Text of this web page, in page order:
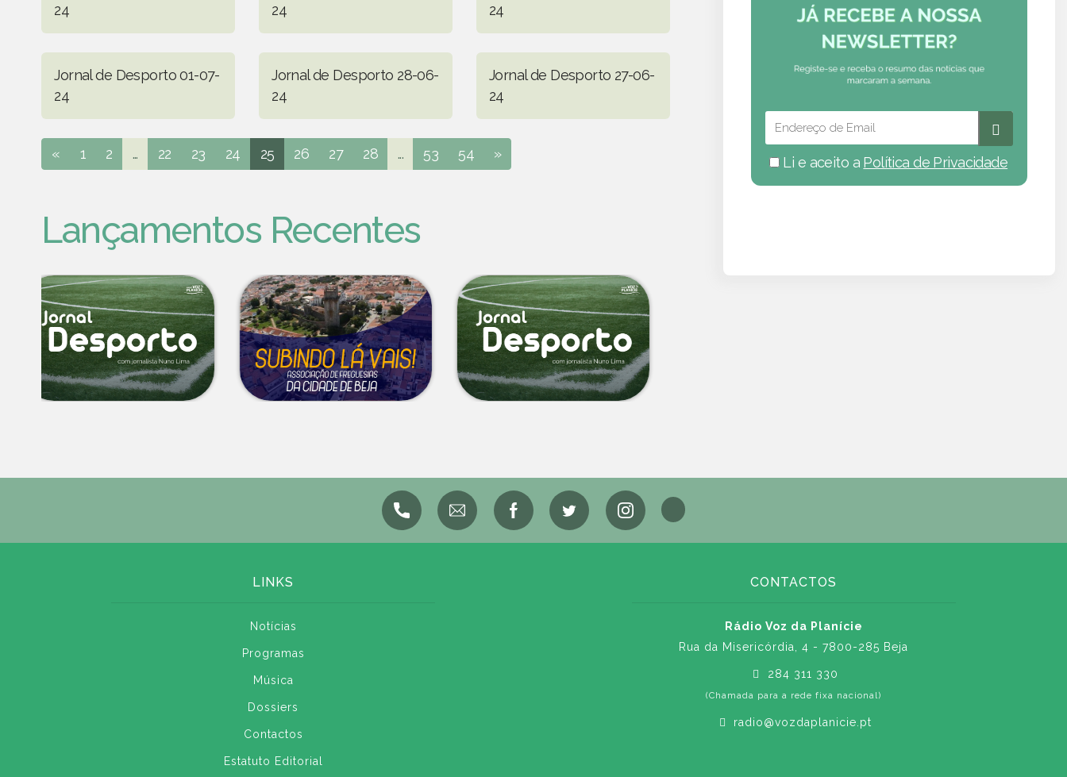
24
24
24
Jornal de Desporto 01-07-
24
Jornal de Desporto 28-06-
24
Jornal de Desporto 27-06-
24
« 1 2 ... 22 23 24 25 26 27 28 ... 53 54 »
Lançamentos Recentes
Li e aceito a Política de Privacidade
LINKS
Notícias
Programas
Música
Dossiers
Contactos
Estatuto Editorial
CONTACTOS
Rádio Voz da Planície
Rua da Misericórdia, 4 - 7800-285 Beja
284 311 330
(Chamada para a rede fixa nacional)
radio@vozdaplanicie.pt